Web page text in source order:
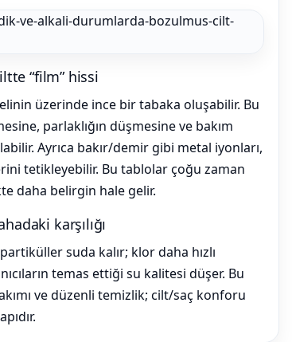
“film” hissi
üzerinde ince bir tabaka oluşabilir. Bu
parlaklığın düşmesine ve bakım
Ayrıca bakır/demir gibi metal iyonları,
tetikleyebilir. Bu tablolar çoğu zaman
daha belirgin hale gelir.
karşılığı
suda kalır; klor daha hızlı
temas ettiği su kalitesi düşer. Bu
ve düzenli temizlik; cilt/saç konforu